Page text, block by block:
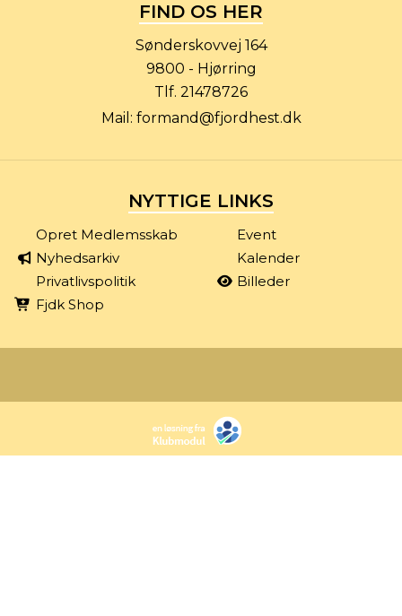
FIND OS HER
Sønderskovvej 164
9800 - Hjørring
Tlf. 21478726
Mail: formand@fjordhest.dk
NYTTIGE LINKS
Opret Medlemsskab
Event
Nyhedsarkiv
Kalender
Privatlivspolitik
Billeder
Fjdk Shop